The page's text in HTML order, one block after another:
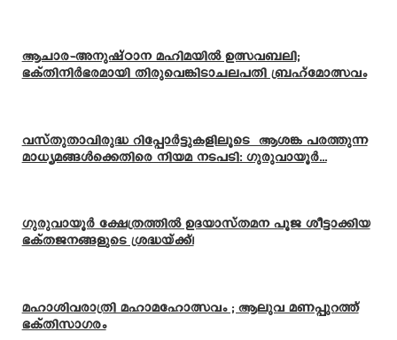
ആചാര-അനുഷ്ഠാന മഹിമയിൽ ഉത്സവബലി;
ഭക്തിനിർഭരമായി തിരുവെങ്കിടാചലപതി ബ്രഹ്മോത്സവം
വസ്തുതാവിരുദ്ധ റിപ്പോർട്ടുകളിലൂടെ ആശങ്ക പരത്തുന്ന
മാധ്യമങ്ങൾക്കെതിരെ നിയമ നടപടി: ഗുരുവായൂർ...
ഗുരുവായൂർ ക്ഷേത്രത്തിൽ ഉദയാസ്‌തമന പൂജ ശീട്ടാക്കിയ
ഭക്തജനങ്ങളുടെ ശ്രദ്ധയ്ക്ക്!
മഹാശിവരാത്രി മഹാമഹോത്സവം ; ആലുവ മണപ്പുറത്ത്
ഭക്തിസാഗരം